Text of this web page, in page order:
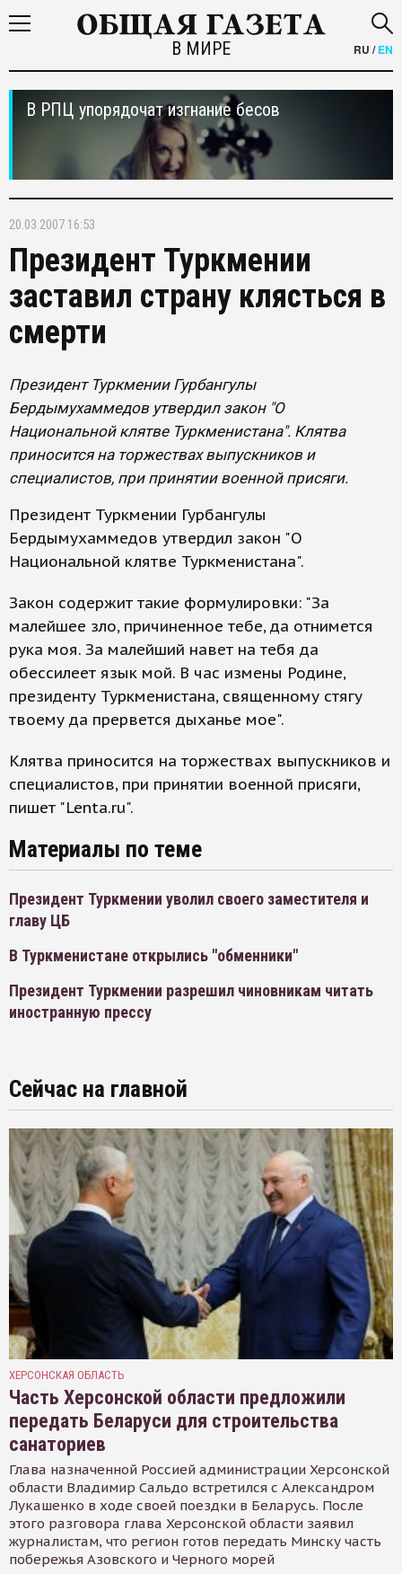
В МИРЕ RU /EN
В РПЦ упорядочат изгнание бесов
20.03.2007 16:53
Президент Туркмении
заставил страну клясться в
смерти
Президент Туркмении Гурбангулы
Бердымухаммедов утвердил закон "О
Национальной клятве Туркменистана". Клятва
приносится на торжествах выпускников и
специалистов, при принятии военной присяги.
Президент Туркмении Гурбангулы
Бердымухаммедов утвердил закон "О
Национальной клятве Туркменистана".
Закон содержит такие формулировки: "За
малейшее зло, причиненное тебе, да отнимется
рука моя. За малейший навет на тебя да
обессилеет язык мой. В час измены Родине,
президенту Туркменистана, священному стягу
твоему да прервется дыханье мое".
Клятва приносится на торжествах выпускников и
специалистов, при принятии военной присяги,
пишет "Lenta.ru".
Материалы по теме
Президент Туркмении уволил своего заместителя и
главу ЦБ
В Туркменистане открылись "обменники"
Президент Туркмении разрешил чиновникам читать
иностранную прессу
Сейчас на главной
ХЕРСОНСКАЯ ОБЛАСТЬ
Часть Херсонской области предложили
передать Беларуси для строительства
санаториев
Глава назначенной Россией администрации Херсонской
области Владимир Сальдо встретился с Александром
Лукашенко в ходе своей поездки в Беларусь. После
этого разговора глава Херсонской области заявил
журналистам, что регион готов передать Минску часть
побережья Азовского и Черного морей